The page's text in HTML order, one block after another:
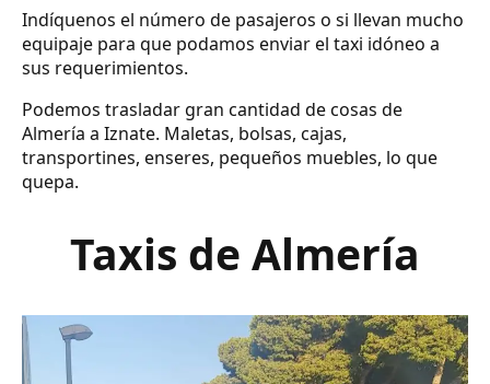
Indíquenos el número de pasajeros o si llevan mucho
equipaje para que podamos enviar el taxi idóneo a
sus requerimientos.
Podemos trasladar gran cantidad de cosas de
Almería a Iznate. Maletas, bolsas, cajas,
transportines, enseres, pequeños muebles, lo que
quepa.
Taxis de Almería